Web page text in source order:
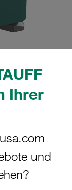
Ihrer
und
Gr.
AS-